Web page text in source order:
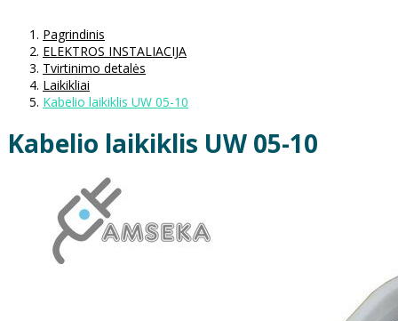
Pagrindinis
ELEKTROS INSTALIACIJA
Tvirtinimo detalės
Laikikliai
Kabelio laikiklis UW 05-10
Kabelio laikiklis UW 05-10